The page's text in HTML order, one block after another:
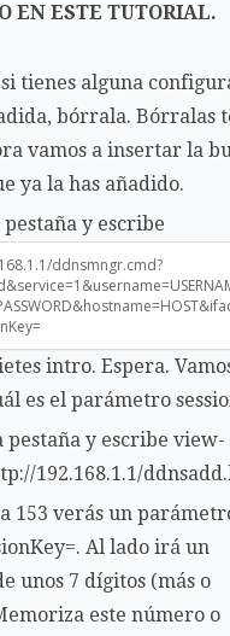
EN ESTE TUTORIAL.
tienes alguna
bórrala. Bórralas
vamos a insertar la
ya la has añadido.
y escribe
intro. Espera.
es el parámetro
y escribe view-
192.168.1.1/
153 verás un
. Al lado irá un
unos 7 dígitos (más o
este número o